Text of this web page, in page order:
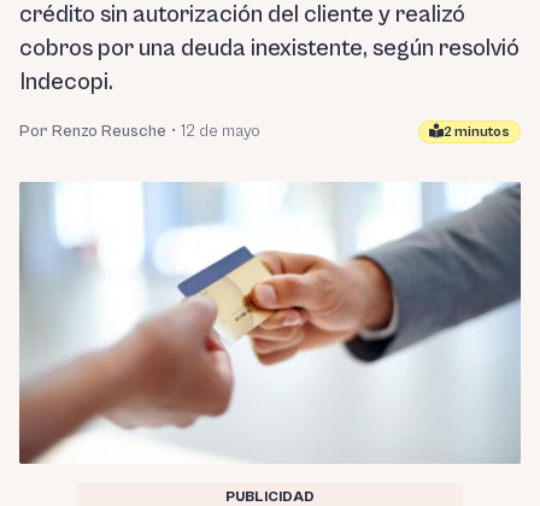
crédito sin autorización del cliente y realizó
cobros por una deuda inexistente, según resolvió
Indecopi.
Por Renzo Reusche • 12 de mayo 2 minutos
PUBLICIDAD